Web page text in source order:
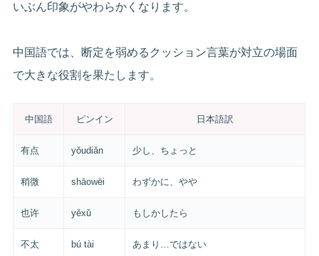
いぶん印象がやわらかくなります。
中国語では、断定を弱めるクッション言葉が対立の場面
で大きな役割を果たします。
中国語 ピンイン 日本語訳
有点 yǒudiǎn 少し、ちょっと
稍微 shāowēi わずかに、やや
也许 yěxǔ もしかしたら
不太 bú tài あまり…ではない